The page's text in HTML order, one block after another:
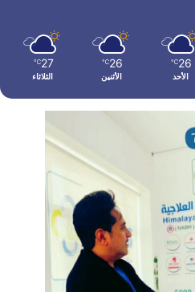
26
℃
الأحد
26
℃
الأثنين
27
℃
الثلاثاء